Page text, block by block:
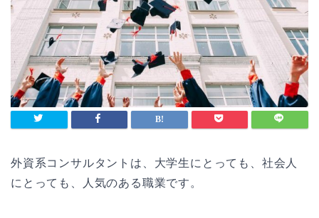
外資系コンサルタントは、大学生にとっても、社会人
にとっても、人気のある職業です。